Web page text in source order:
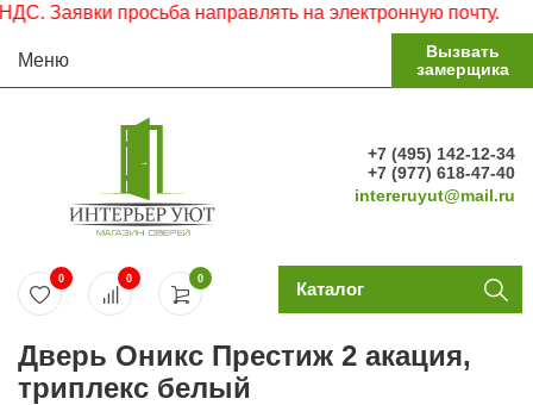
просьба направлять на электронную почту.
Меню
Вызвать
замерщика
+7 (495) 142-12-34
+7 (977) 618-47-40
intereruyut@mail.ru
0
0 0 Каталог
Дверь Оникс Престиж 2 акация,
триплекс белый